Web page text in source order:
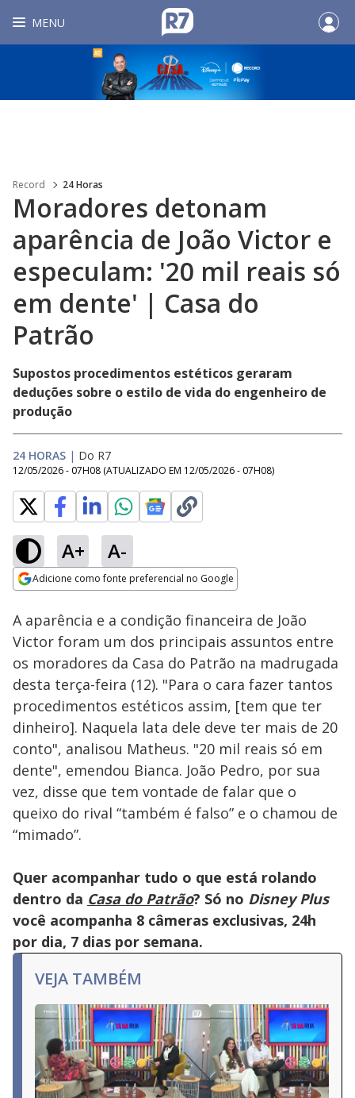
MENU
Record 24 Horas
Moradores detonam
aparência de João Victor e
especulam: '20 mil reais só
em dente' | Casa do
Patrão
Supostos procedimentos estéticos geraram
deduções sobre o estilo de vida do engenheiro de
produção
24 HORAS | Do R7
12/05/2026 - 07H08 (ATUALIZADO EM 12/05/2026 - 07H08)
A+ A-
Adicione como fonte preferencial no Google
Ativar
Loaded
54.32%
A aparência e a condição financeira de João
Victor foram um dos principais assuntos entre
os moradores da Casa do Patrão na madrugada
desta terça-feira (12). "Para o cara fazer tantos
procedimentos estéticos assim, [tem que ter
dinheiro]. Naquela lata dele deve ter mais de 20
conto", analisou Matheus. "20 mil reais só em
dente", emendou Bianca. João Pedro, por sua
vez, disse que tem vontade de falar que o
queixo do rival “também é falso” e o chamou de
“mimado”.
Quer acompanhar tudo o que está rolando
dentro da Casa do Patrão? Só no Disney Plus
você acompanha 8 câmeras exclusivas, 24h
por dia, 7 dias por semana.
VEJA TAMBÉM